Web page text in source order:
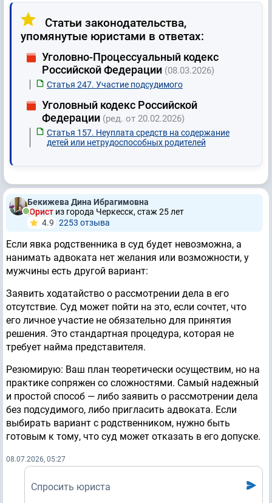
Статьи законодательства,
упомянутые юристами в ответах:
Уголовно-Процессуальный кодекс
Российской Федерации (08.03.2026)
Статья 247. Участие подсудимого
Уголовный кодекс Российской
Федерации (ред. от 20.02.2026)
Статья 157. Неуплата средств на содержание
детей или нетрудоспособных родителей
Бекижева Дина Ибрагимовна
Юрист из города Черкесск, стаж 25 лет
4.9 2253 отзывa
Если явка родственника в суд будет невозможна, а
нанимать адвоката нет желания или возможности, у
мужчины есть другой вариант:
Заявить ходатайство о рассмотрении дела в его
отсутствие. Суд может пойти на это, если сочтет, что
его личное участие не обязательно для принятия
решения. Это стандартная процедура, которая не
требует найма представителя.
Резюмирую: Ваш план теоретически осуществим, но на
практике сопряжен со сложностями. Самый надежный
и простой способ — либо заявить о рассмотрении дела
без подсудимого, либо пригласить адвоката. Если
выбирать вариант с родственником, нужно быть
готовым к тому, что суд может отказать в его допуске.
08.07.2026, 05:27
Спросить юриста